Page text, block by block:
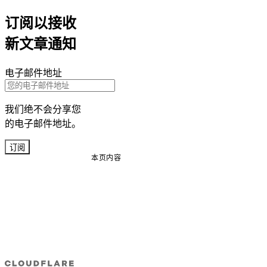
本页内容
订阅以接收
新文章通知
电子邮件地址
我们绝不会分享您
的电子邮件地址。
订阅